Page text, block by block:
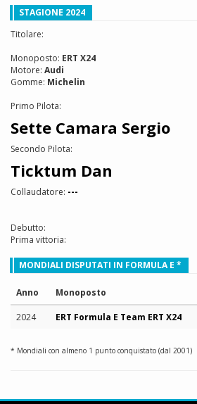
STAGIONE 2024
Titolare:
Monoposto: ERT X24
Motore: Audi
Gomme: Michelin
Primo Pilota:
Sette Camara Sergio
Secondo Pilota:
Ticktum Dan
Collaudatore: ---
Debutto:
Prima vittoria:
MONDIALI DISPUTATI IN FORMULA E *
Anno Monoposto
2024 ERT Formula E Team ERT X24
* Mondiali con almeno 1 punto conquistato (dal 2001)